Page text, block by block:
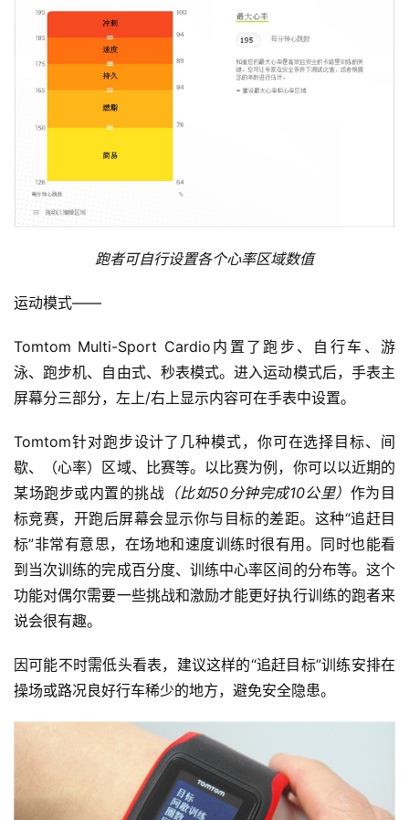
跑者可自行设置各个心率区域数值
运动模式——
Tomtom Multi-Sport Cardio内置了跑步、自行车、游
泳、跑步机、自由式、秒表模式。进入运动模式后，手表主
屏幕分三部分，左上/右上显示内容可在手表中设置。
Tomtom针对跑步设计了几种模式，你可在选择目标、间
歇、（心率）区域、比赛等。以比赛为例，你可以以近期的
某场跑步或内置的挑战 （比如50分钟完成10公里） 作为目
标竞赛，开跑后屏幕会显示你与目标的差距。这种“追赶目
标”非常有意思，在场地和速度训练时很有用。同时也能看
到当次训练的完成百分度、训练中心率区间的分布等。这个
功能对偶尔需要一些挑战和激励才能更好执行训练的跑者来
说会很有趣。
因可能不时需低头看表，建议这样的“追赶目标”训练安排在
操场或路况良好行车稀少的地方，避免安全隐患。